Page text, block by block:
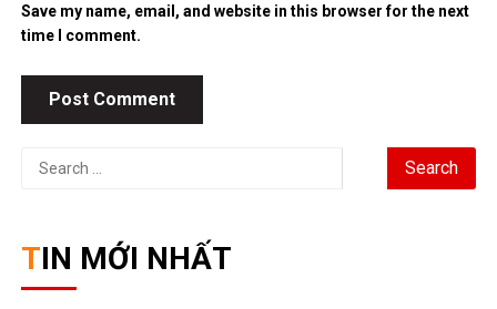
Save my name, email, and website in this browser for the next
time I comment.
Search
TIN MỚI NHẤT